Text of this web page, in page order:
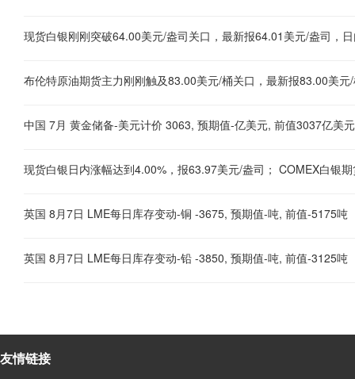
布伦特原油期货主力刚刚触及83.00美元/桶关口，最新报83.00美元
中国 7月 黄金储备-美元计价 3063, 预期值-亿美元, 前值3037亿美元
现货白银日内涨幅达到4.00%，报63.97美元/盎司； COMEX白银
英国 8月7日 LME每日库存变动-铜 -3675, 预期值-吨, 前值-5175吨
英国 8月7日 LME每日库存变动-铅 -3850, 预期值-吨, 前值-3125吨
友情链接